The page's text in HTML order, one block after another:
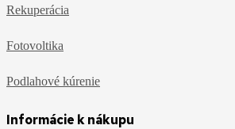
Rekuperácia
Fotovoltika
Podlahové kúrenie
Informácie k nákupu